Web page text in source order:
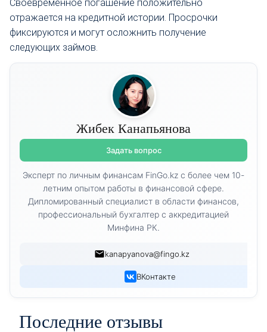
Своевременное погашение положительно
отражается на кредитной истории. Просрочки
фиксируются и могут осложнить получение
следующих займов.
Жибек Канапьянова
Задать вопрос
Эксперт по личным финансам FinGo.kz с более чем 10-
летним опытом работы в финансовой сфере.
Дипломированный специалист в области финансов,
профессиональный бухгалтер с аккредитацией
Минфина РК.
kanapyanova@fingo.kz
ВКонтакте
Последние отзывы